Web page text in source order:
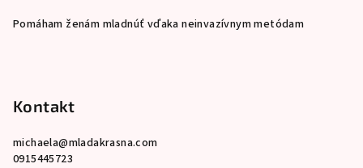
Pomáham ženám mladnúť vďaka neinvazívnym metódam
Kontakt
michaela@mladakrasna.com
0915445723